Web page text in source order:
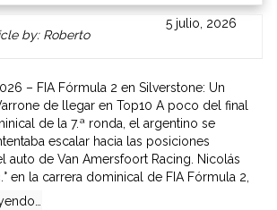
by: Robertolink
to
website
or
other
works.
admin
5 julio, 2026
– FIA Fórmula 2 en Silverstone: Un
de llegar en Top10 A poco del final
de la 7.ª ronda, el argentino se
escalar hacia las posiciones
auto de Van Amersfoort Racing. Nicolás
en la carrera dominical de FIA Fórmula 2,